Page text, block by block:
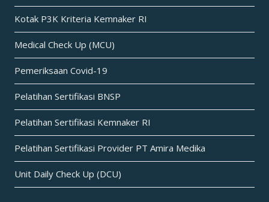
Kotak P3K Kriteria Kemnaker RI
Medical Check Up (MCU)
Pemeriksaan Covid-19
Pelatihan Sertifikasi BNSP
Pelatihan Sertifikasi Kemnaker RI
Pelatihan Sertifikasi Provider PT Amira Medika
Unit Daily Check Up (DCU)